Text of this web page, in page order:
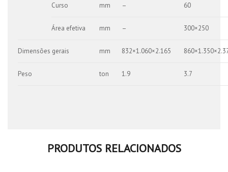
Curso mm – 60
Área efetiva mm – 300×250
Dimensões gerais mm 832×1.060×2.165
Peso ton 1.9 3.7
PRODUTOS RELACIONADOS